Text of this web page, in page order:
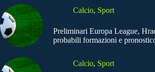
Calcio, Sport
Preliminari Europa League,
probabili formazioni e
Calcio, Sport